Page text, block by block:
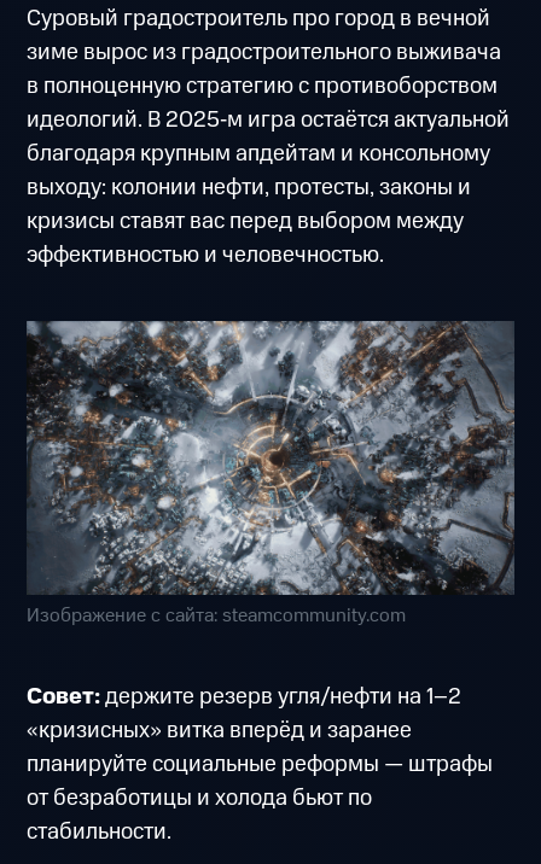
Суровый градостроитель про город в вечной
зиме вырос из градостроительного выживача
в полноценную стратегию с противоборством
идеологий. В 2025‑м игра остаётся актуальной
благодаря крупным апдейтам и консольному
выходу: колонии нефти, протесты, законы и
кризисы ставят вас перед выбором между
эффективностью и человечностью.
Изображение с сайта: steamcommunity.com
Совет:держите резерв угля/нефти на 1–2
«кризисных» витка вперёд и заранее
планируйте социальные реформы — штрафы
от безработицы и холода бьют по
стабильности.